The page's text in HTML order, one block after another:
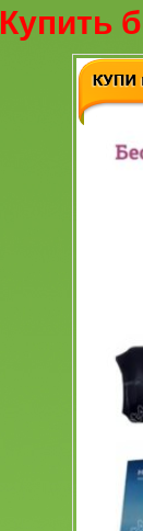
Купить